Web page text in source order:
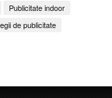
Publicitate indoor
de publicitate